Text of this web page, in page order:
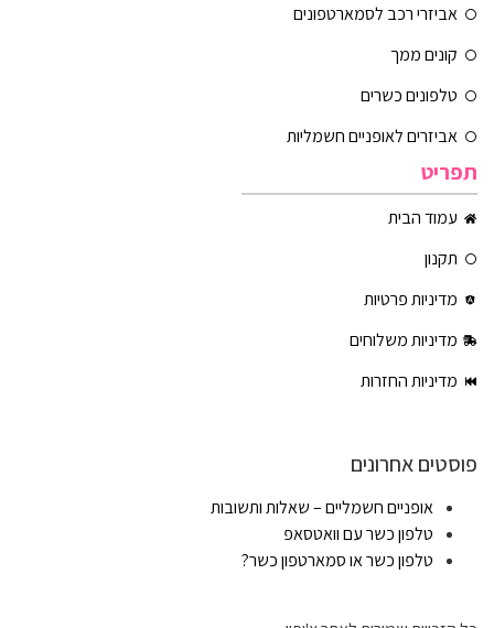
אביזרי רכב לסמארטפונים
קונים ממך
טלפונים כשרים
אביזרים לאופניים חשמליות
תפריט
עמוד הבית
תקנון
מדיניות פרטיות
מדיניות משלוחים
מדיניות החזרות
פוסטים אחרונים
אופניים חשמליים – שאלות ותשובות
טלפון כשר עם וואטסאפ
טלפון כשר או סמארטפון כשר?